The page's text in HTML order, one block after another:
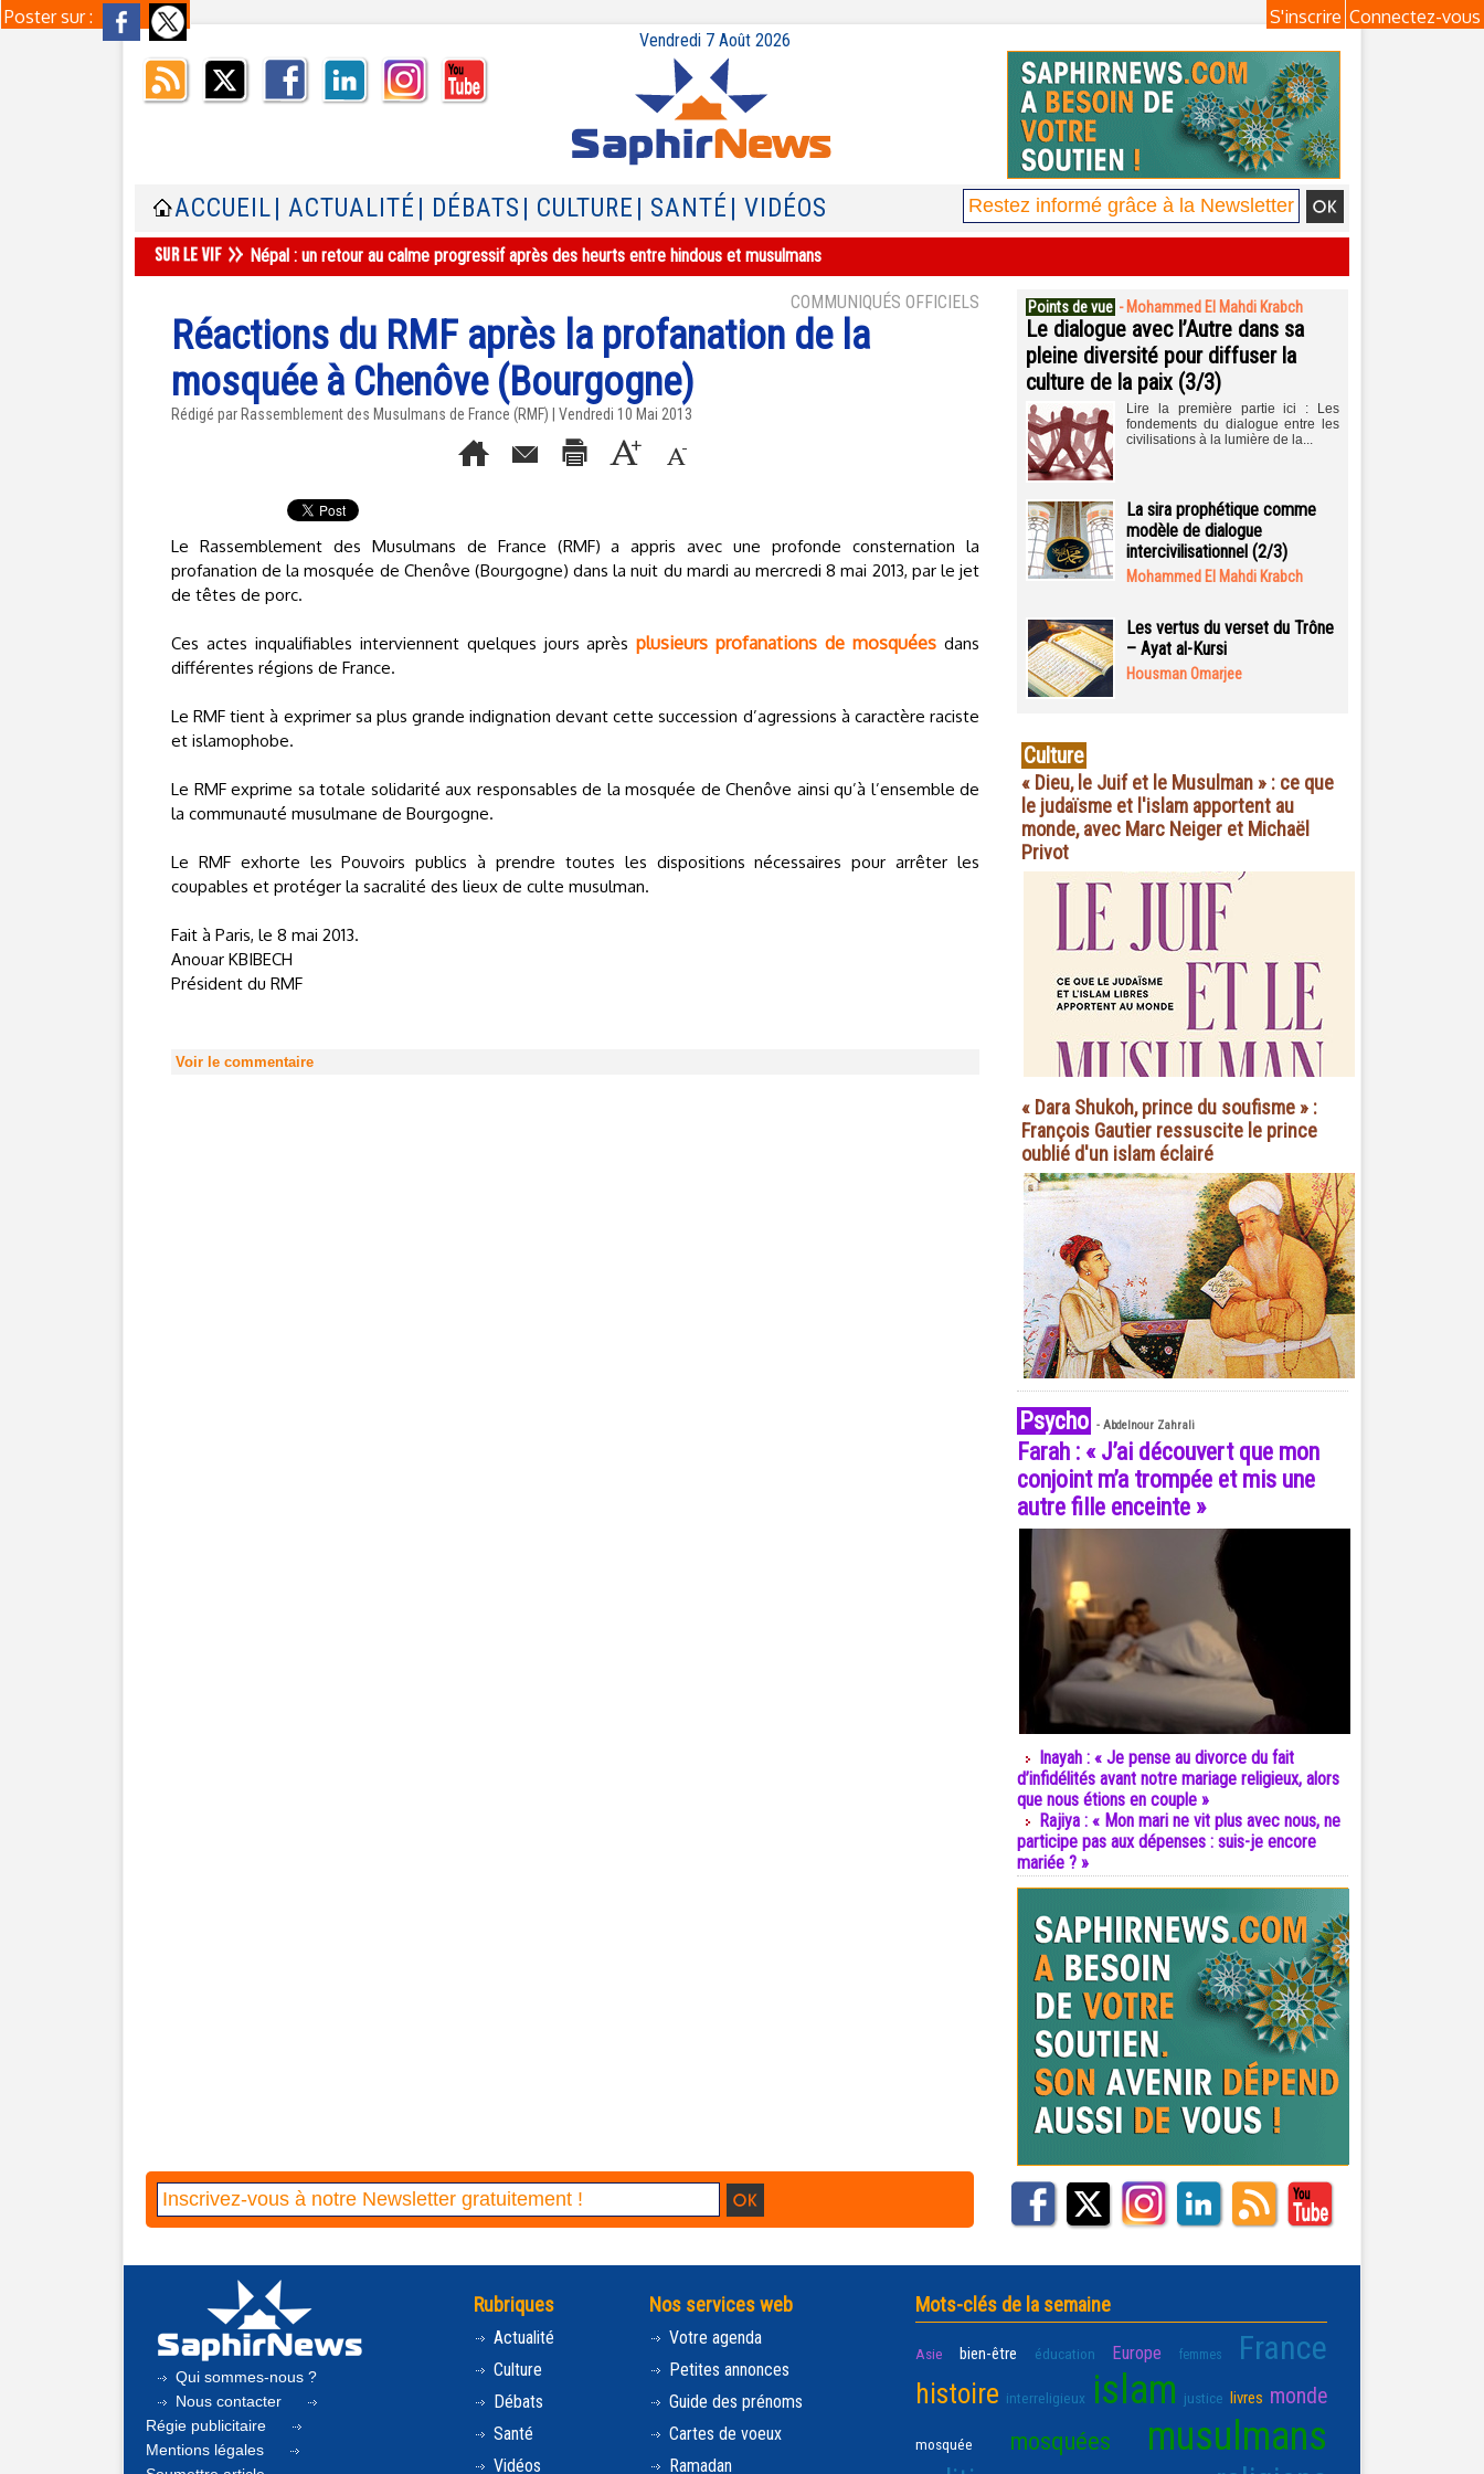
Poster sur : Connectez-vous
S'inscrire
Vendredi 7 Août 2026
ACCUEIL | ACTUALITÉ | DÉBATS | CULTURE | SANTÉ | VIDÉOS
Népal : un retour au calme progressif après des heurts entre hindous et musulmans
COMMUNIQUÉS OFFICIELS
Réactions du RMF après la profanation de la
mosquée à Chenôve (Bourgogne)
Rédigé par Rassemblement des Musulmans de France (RMF) | Vendredi 10 Mai 2013
Le Rassemblement des Musulmans de France (RMF) a appris avec une profonde consternation la
profanation de la mosquée de Chenôve (Bourgogne) dans la nuit du mardi au mercredi 8 mai 2013, par le jet
de têtes de porc.
Ces actes inqualifiables interviennent quelques jours aprèsplusieurs profanations de mosquées dans
différentes régions de France.
Le RMF tient à exprimer sa plus grande indignation devant cette succession d’agressions à caractère raciste
et islamophobe.
Le RMF exprime sa totale solidarité aux responsables de la mosquée de Chenôve ainsi qu’à l’ensemble de
la communauté musulmane de Bourgogne.
Le RMF exhorte les Pouvoirs publics à prendre toutes les dispositions nécessaires pour arrêter les
coupables et protéger la sacralité des lieux de culte musulman.
Fait à Paris, le 8 mai 2013.
Anouar KBIBECH
Président du RMF
Voir le commentaire
Points de vue - Mohammed El Mahdi Krabch
Le dialogue avec l’Autre dans sa
pleine diversité pour diffuser la
culture de la paix (3/3)
Lire la première partie ici : Les
fondements du dialogue entre les
civilisations à la lumière de la...
La sira prophétique comme
modèle de dialogue
intercivilisationnel (2/3)
Mohammed El Mahdi Krabch
Les vertus du verset du Trône
– Ayat al-Kursi
Housman Omarjee
Culture
« Dieu, le Juif et le Musulman » : ce que
le judaïsme et l'islam apportent au
monde, avec Marc Neiger et Michaël
Privot
« Dara Shukoh, prince du soufisme » :
François Gautier ressuscite le prince
oublié d'un islam éclairé
Psycho - Abdelnour Zahrali
Farah : « J’ai découvert que mon
conjoint m’a trompée et mis une
autre fille enceinte »
Inayah : « Je pense au divorce du fait
d’infidélités avant notre mariage religieux, alors
que nous étions en couple »
Rajiya : « Mon mari ne vit plus avec nous, ne
participe pas aux dépenses : suis-je encore
mariée ? »
Qui sommes-nous ?
Nous contacter
Régie publicitaire
Mentions légales
Rubriques
Actualité
Culture
Débats
Santé
Vidéos
Nos services web
Votre agenda
Petites annonces
Guide des prénoms
Cartes de voeux
Ramadan
Mots-clés de la semaine
Asie bien-être éducation Europe femmes France
histoire interreligieux islam justice livres monde
mosquée mosquées musulmans